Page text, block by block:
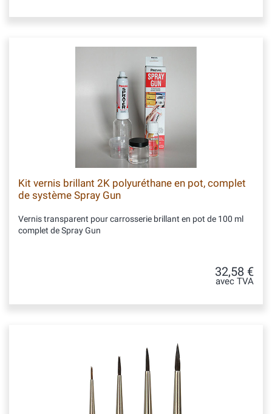
Kit vernis brillant 2K polyuréthane en pot, complet
de système Spray Gun
Vernis transparent pour carrosserie brillant en pot de 100 ml
complet de Spray Gun
32,58 €
avec TVA